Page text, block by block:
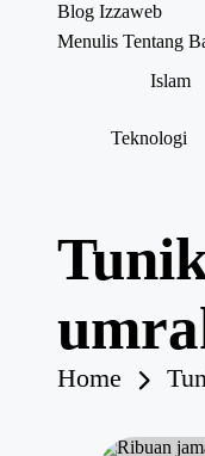
Blog Izzaweb
Menulis Tentang
Islam
Teknologi
Home